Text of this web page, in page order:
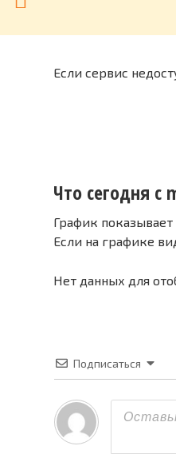
Если сервис
Что сегодня с
График
Если на графике
Нет данных для
Подписаться